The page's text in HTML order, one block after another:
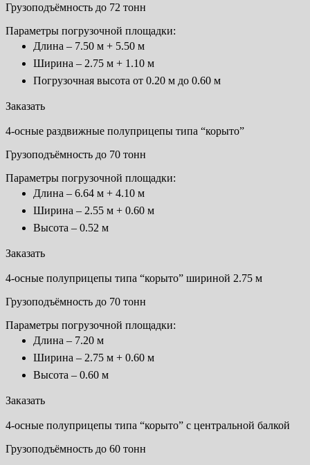
Грузоподъёмность до 72 тонн
Параметры погрузочной площадки:
Длина – 7.50 м + 5.50 м
Ширина – 2.75 м + 1.10 м
Погрузочная высота от 0.20 м до 0.60 м
Заказать
4-осные раздвижные полуприцепы типа “корыто”
Грузоподъёмность до 70 тонн
Параметры погрузочной площадки:
Длина – 6.64 м + 4.10 м
Ширина – 2.55 м + 0.60 м
Высота – 0.52 м
Заказать
4-осные полуприцепы типа “корыто” шириной 2.75 м
Грузоподъёмность до 70 тонн
Параметры погрузочной площадки:
Длина – 7.20 м
Ширина – 2.75 м + 0.60 м
Высота – 0.60 м
Заказать
4-осные полуприцепы типа “корыто” с центральной балкой
Грузоподъёмность до 60 тонн